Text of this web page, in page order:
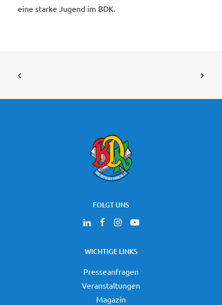
eine starke Jugend im BDK.
FOLGT UNS
WICHTIGE LINKS
Presseanfragen
Veranstaltungen
Magazin